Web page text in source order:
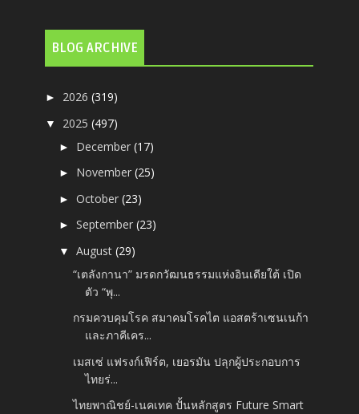
BLOG ARCHIVE
► 2026(319)
▼ 2025(497)
► December(17)
► November(25)
►October(23)
►September(23)
▼August(29)
“เตลังกานา” มรดกวัฒนธรรมแห่งอินเดียใต้ เปิด
ตัว “พุ...
กรมควบคุมโรค สมาคมโรคไต แอสตร้าเซนเนก้า
และภาคีเคร...
เมสเซ่ แฟรงก์เฟิร์ต, เยอรมัน ปลุกผู้ประกอบการ
ไทยร่...
ไทยพาณิชย์-เนคเทค ปั้นหลักสูตร Future Smart